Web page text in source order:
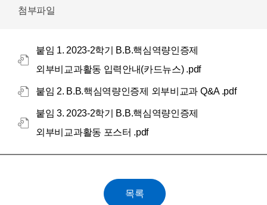
첨부파일
붙임 1. 2023-2학기 B.B.핵심역량인증제
외부비교과활동 입력안내(카드뉴스) .pdf
붙임 2. B.B.핵심역량인증제 외부비교과 Q&A .pdf
붙임 3. 2023-2학기 B.B.핵심역량인증제
외부비교과활동 포스터 .pdf